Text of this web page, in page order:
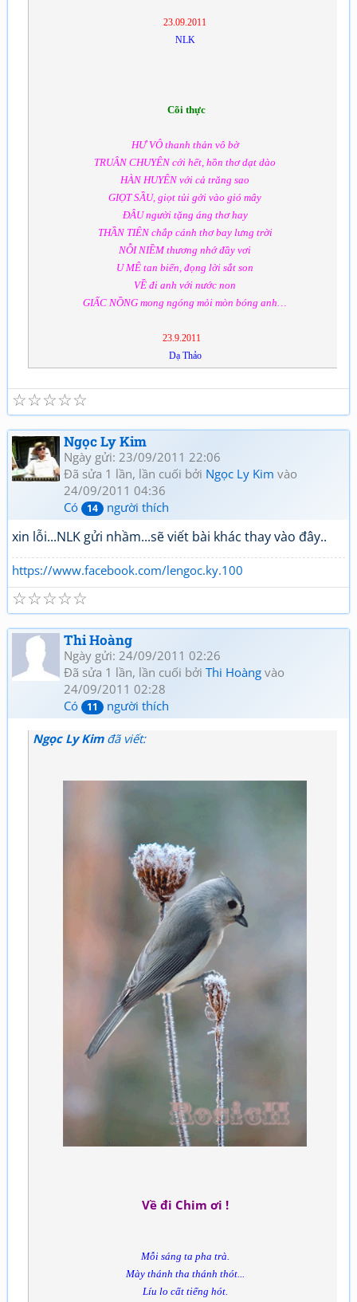
23.09.2011
NLK
Cõi thực
HƯ VÔ thanh thản vô bờ
TRUÂN CHUYÊN cới hết, hồn thơ dạt dào
HÀN HUYÊN với cả trăng sao
GIỌT SẦU, giọt tủi gởi vào gió mây
ĐÂU người tặng áng thơ hay
THẦN TIÊN chắp cánh thơ bay lưng trời
NỖI NIỀM thương nhớ đầy vơi
U MÊ tan biến, đọng lời sắt son
VỀ đi anh với nước non
GIẤC NỒNG mong ngóng mỏi mòn bóng anh…
23.9.2011
Dạ Thảo
☆
☆
☆
☆
☆
Ngọc Ly Kim
Ngày gửi: 23/09/2011 22:06
Đã sửa 1 lần, lần cuối bởi Ngọc Ly Kim vào
24/09/2011 04:36
Có
14 người thích
xin lỗi...NLK gửi nhầm...sẽ viết bài khác thay vào đây..
https://www.facebook.com/lengoc.ky.100
☆
☆
☆
☆
☆
Thi Hoàng
Ngày gửi: 24/09/2011 02:26
Đã sửa 1 lần, lần cuối bởi Thi Hoàng vào
24/09/2011 02:28
Có
11 người thích
Ngọc Ly Kimđã viết:
Về đi Chim ơi !
Mỗi sáng ta pha trà.
Mày thánh tha thánh thót...
Líu lo cất tiếng hót.